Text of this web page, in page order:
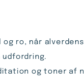
ro, når
og toner af